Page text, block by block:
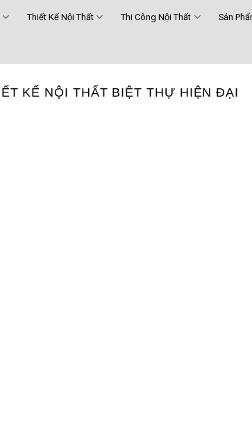
Thiết Kế Nội Thất Thi Công Nội Thất Sản
KẾ NỘI THẤT BIỆT THỰ HIỆN ĐẠI